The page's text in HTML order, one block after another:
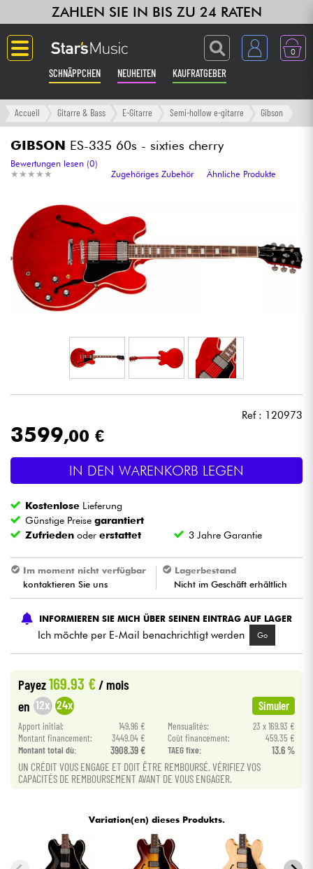
ZAHLEN SIE IN BIS ZU 24 RATEN
0
SCHNÄPPCHEN NEUHEITEN KAUFRATGEBER
Langue
Gitarre & Bass
Verstärker & Effekte
Klaviere & Piano
Synths & samplers
Studio
Mikros
Live-Sound
Licht
Drums
Violinen & Quartett
Kinder
HiFi
Bundle
Sehen Sie sich unsere Marken an
Accueil Gitarre & Bass E-Gitarre Semi-hollow e-gitarre Gibson
GIBSON ES-335 60s - sixties cherry
★ ★ ★ ★ ★
★ ★ ★ ★ ★
Bewertungen lesen (0)
Zugehöriges Zubehör
Ähnliche Produkte
Ref : 120973
3599,00 €
IN DEN WARENKORB LEGEN
Kostenlose Lieferung
Günstige Preisegarantiert
Zufrieden odererstattet 3 Jahre Garantie
Im moment nicht verfügbar
kontaktieren Sie uns
Lagerbestand
Nicht im Geschäft erhältlich
INFORMIEREN SIE MICH ÜBER SEINEN EINTRAG AUF LAGER
Ich möchte per E-Mail benachrichtigt werden Go
Payez169.93 €/ mois
en 12x 24x Simuler
Apport initial: 149.96 € Mensualités:
23 x 169.93 €
Montant financement:
3449.04 € Coût financement:
459.35 €
Montant total dù:
3908.39 € TAEG fixe: 13.6 %
UN CRÉDIT VOUS ENGAGE ET DOIT ÊTRE REMBOURSÉ. VÉRIFIEZ VOS
CAPACITÉS DE REMBOURSEMENT AVANT DE VOUS ENGAGER.
Variation(en) dieses Produkts.